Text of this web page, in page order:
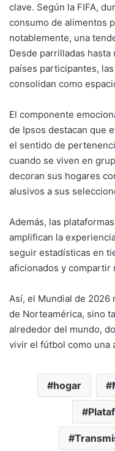
clave. Según la FIFA,
consumo de alimentos
notablemente, una
Desde parrilladas
países participantes,
consolidan como
El componente
de Ipsos destacan que
el sentido de
cuando se viven en
decoran sus hogares
alusivos a sus
Además, las
amplifican la
seguir estadísticas en
aficionados y compartir
Así, el Mundial de 2026
de Norteamérica, sino
alrededor del mundo,
vivir el fútbol como una
hogar